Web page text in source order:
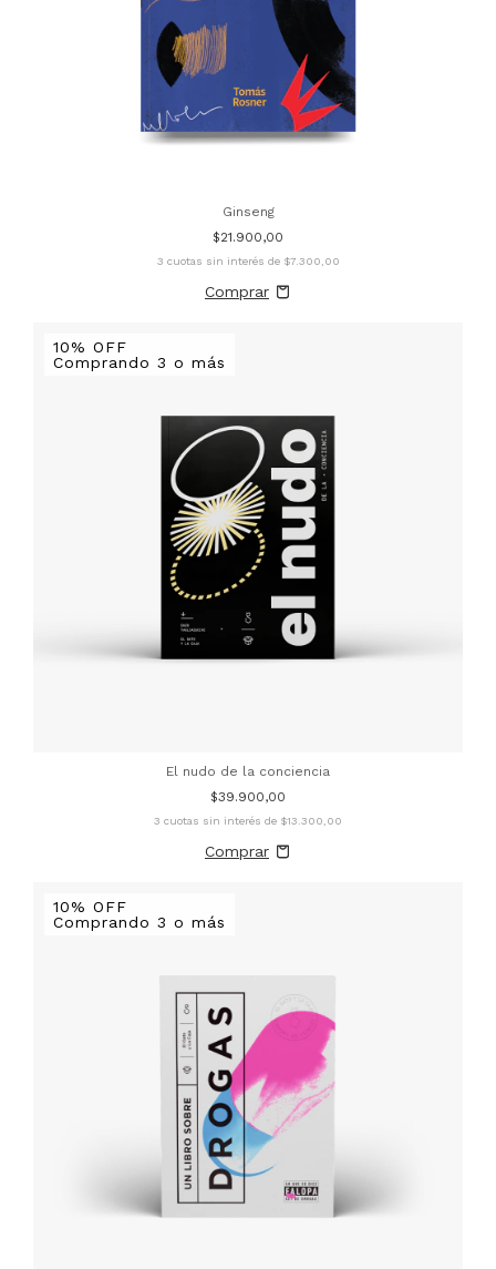
Ginseng
$21.900,00
3 cuotas sin interés de $7.300,00
10% OFF
Comprando 3 o más
El nudo de la conciencia
$39.900,00
3 cuotas sin interés de $13.300,00
10% OFF
Comprando 3 o más